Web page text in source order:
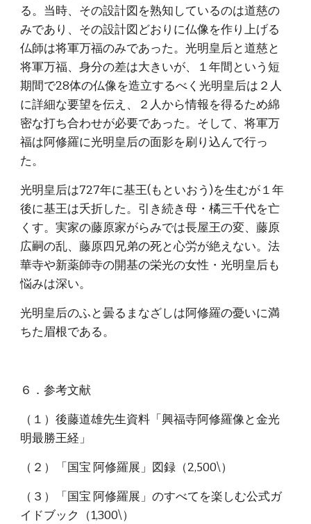
る。当時、その設計図を熟知しているのは道慈の
みであり、その設計図どおりに仏像を作り上げる
仏師は将軍万福のみであった。光明皇后と道慈と
将軍万福、身分の差は大きいが、１年間という短
期間で28体の仏像を造立するべく光明皇后は２人
に詳細な要望を伝え、２人から情報を得るため綿
密な打ち合わせが必要であった。そして、将軍万
福は阿修羅に光明皇后の面影を刷り込んで行っ
た。
光明皇后は727年に基王(もといおう)を生むが１年
後に基王は夭折した。引き続き母・橘三千代を亡
くす。実家の藤原家がらみでは長屋王の変、藤原
広嗣の乱、藤原四兄弟の死と心労が絶えない。法
華寺や新薬師寺の開基の栄光の女性・光明皇后も
悩みは深い。
光明皇后のふと曇るまなざしは阿修羅の憂いに満
ちた眉根である。
６．参考文献
（１）後藤道雄先生資料「興福寺阿修羅像と金光
明最勝王経」
（２）「国宝 阿修羅展」図録（2,500\）
（３）「国宝 阿修羅展」のすべてを楽しむ公式ガ
イドブック（1,300\）